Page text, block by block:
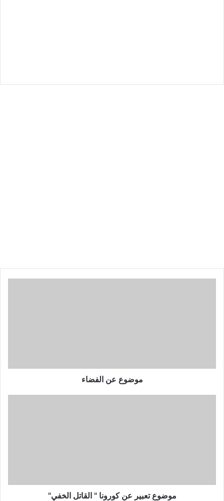
موضوع عن الفضاء
موضوع تعبير عن كورونا " القاتل الخفي"